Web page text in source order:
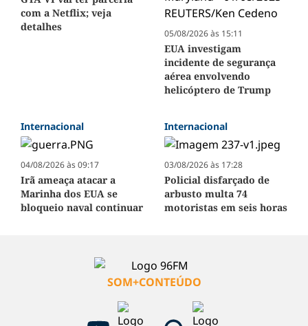
com a Netflix; veja
detalhes
05/08/2026 às 15:11
EUA investigam
incidente de segurança
aérea envolvendo
helicóptero de Trump
Internacional
04/08/2026 às 09:17
Irã ameaça atacar a
Marinha dos EUA se
bloqueio naval continuar
Internacional
03/08/2026 às 17:28
Policial disfarçado de
arbusto multa 74
motoristas em seis horas
SOM+CONTEÚDO